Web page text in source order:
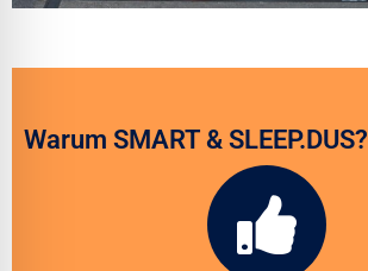
Warum SMART & SLEEP.DUS?